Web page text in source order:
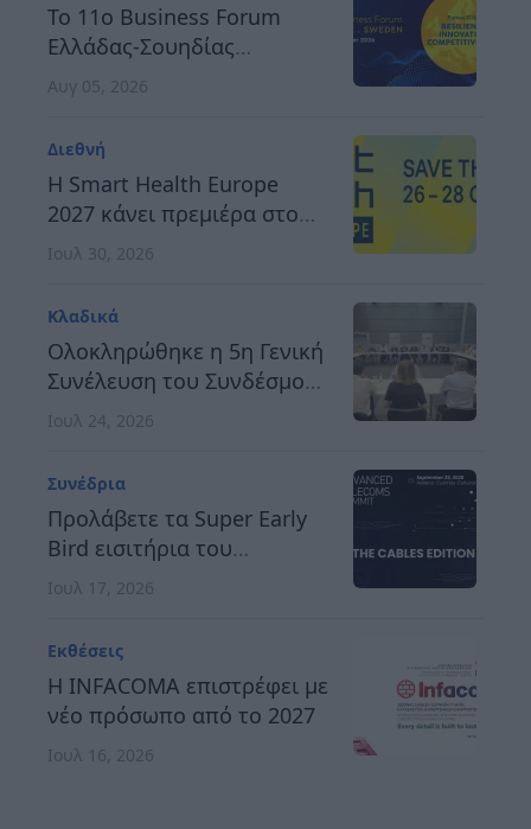
Το 11ο Business Forum
Ελλάδας-Σουηδίας
αναδεικνύει τον δρόμο
καινοτόμο και
ανταγωνιστική Ευρώπη
Αυγ 05, 2026
Διεθνή
H Smart Health Europe
2027 κάνει πρεμιέρα στο
Βερολίνο, στις 26 έως 28
Ιουλ 30, 2026
Κλαδικά
Ολοκληρώθηκε η 5η Γενική
Συνέλευση του Συνδέσμου
Οργανωτών &
Ελλάδος
Ιουλ 24, 2026
Συνέδρια
Προλάβετε τα Super Early
Bird εισιτήρια του
Advanced Telecoms
Ιουλ 17, 2026
Εκθέσεις
Η INFACOMA επιστρέφει με
νέο πρόσωπο από το 2027
Ιουλ 16, 2026